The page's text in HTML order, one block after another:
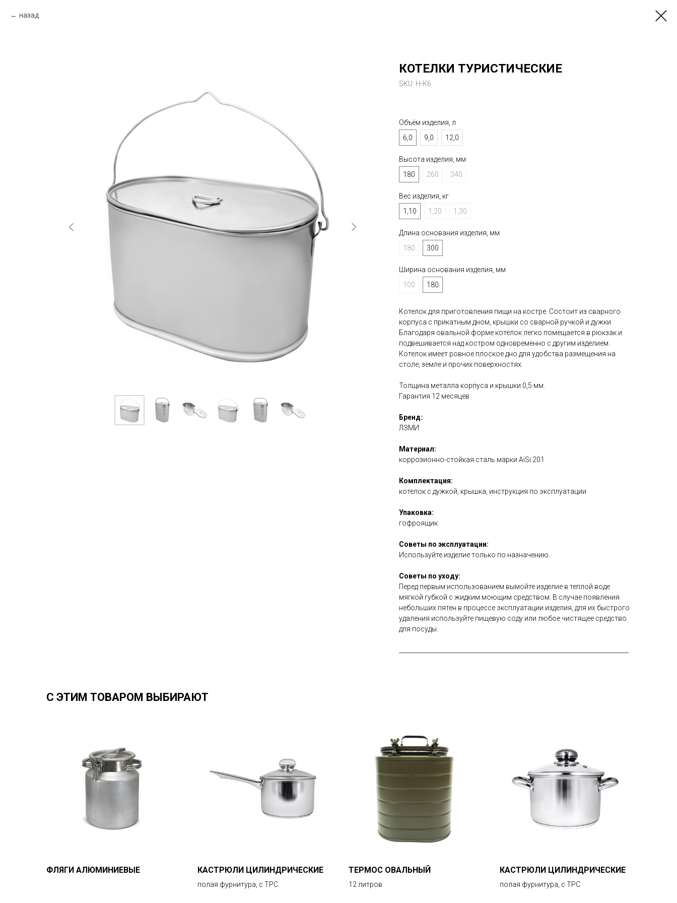
назад
КОТЕЛКИ ТУРИСТИЧЕСКИЕ
SKU: Н-К6
Объём изделия, л
6,0
9,0 12,0
Высота изделия, мм⠀⠀⠀⠀⠀⠀⠀⠀⠀⠀⠀⠀
180
260 340
Вес изделия, кг⠀⠀⠀⠀⠀⠀⠀⠀⠀⠀⠀⠀⠀⠀⠀
1,10
1,20 1,30
Длина основания изделия, мм⠀⠀⠀
180
300
Ширина основания изделия, мм⠀⠀
100
180
Котелок для приготовления пищи на костре. Состоит из сварного
корпуса с прикатным дном, крышки со сварной ручкой и дужки.
Благодаря овальной форме котелок легко помещается в рюкзак и
подвешивается над костром одновременно с другим изделием.
Котелок имеет ровное плоское дно для удобства размещения на
столе, земле и прочих поверхностях.
Толщина металла корпуса и крышки 0,5 мм.
Гарантия 12 месяцев
Бренд:
ЛЗМИ
Материал:
коррозионно-стойкая сталь марки AiSi 201
Комплектация:
котелок с дужкой, крышка, инструкция по эксплуатации
Упаковка:
гофроящик
Советы по эксплуатации:
Используйте изделие только по назначению.
Советы по уходу:
Перед первым использованием вымойте изделие в теплой воде
мягкой губкой c жидким моющим средством. В случае появления
небольших пятен в процессе эксплуатации изделия, для их быстрого
удаления используйте пищевую соду или любое чистящее средство
для посуды.
С ЭТИМ ТОВАРОМ ВЫБИРАЮТ
ФЛЯГИ АЛЮМИНИЕВЫЕ КАСТРЮЛИ ЦИЛИНДРИЧЕСКИЕ
полая фурнитура, с ТРС
ТЕРМОС ОВАЛЬНЫЙ
12 литров
КАСТРЮЛИ ЦИЛИНДРИЧЕСКИЕ
полая фурнитура, с ТРС